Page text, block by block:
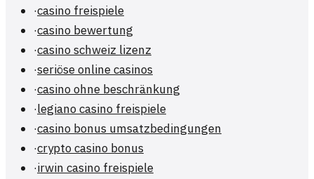
·casino freispiele
·casino bewertung
·casino schweiz lizenz
·seriöse online casinos
·casino ohne beschränkung
·legiano casino freispiele
·casino bonus umsatzbedingungen
·crypto casino bonus
·irwin casino freispiele